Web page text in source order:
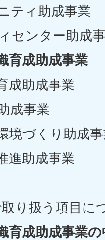
ティ助成事業
センター助成
育成助成事業
成助成事業
成事業
境づくり助成
進助成事業
り扱う項目に
育成助成事業